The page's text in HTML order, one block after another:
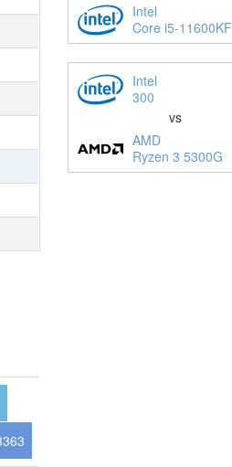
Intel
Core i5-11600KF
Intel
300
vs
AMD
Ryzen 3 5300G